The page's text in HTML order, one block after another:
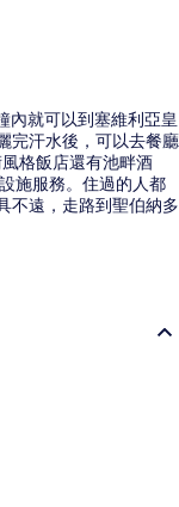
內就可以到塞維利亞皇
完汗水後，可以去餐廳
格飯店還有池畔酒
施服務。住過的人都
不遠，走路到聖伯納多